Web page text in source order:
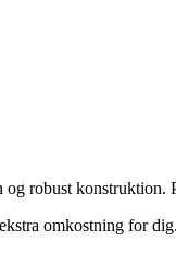
og robust
omkostning for